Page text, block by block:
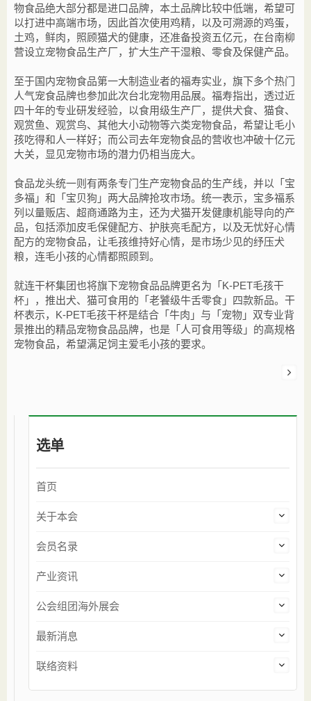
物食品绝大部分都是进口品牌，本土品牌比较中低端，希望可
以打进中高端市场，因此首次使用鸡精，以及可溯源的鸡蛋，
土鸡，鲜肉，照顾猫犬的健康，还准备投资五亿元，在台南柳
营设立宠物食品生产厂，扩大生产干湿粮、零食及保健产品。
至于国内宠物食品第一大制造业者的福寿实业，旗下多个热门
人气宠食品牌也参加此次台北宠物用品展。福寿指出，透过近
四十年的专业研发经验，以食用级生产厂，提供犬食、猫食、
观赏鱼、观赏鸟、其他大小动物等六类宠物食品，希望让毛小
孩吃得和人一样好；而公司去年宠物食品的营收也冲破十亿元
大关，显见宠物市场的潜力仍相当庞大。
食品龙头统一则有两条专门生产宠物食品的生产线，并以「宝
多福」和「宝贝狗」两大品牌抢攻市场。统一表示，宝多福系
列以量贩店、超商通路为主，还为犬猫开发健康机能导向的产
品，包括添加皮毛保健配方、护肤亮毛配方，以及无忧好心情
配方的宠物食品，让毛孩维持好心情，是市场少见的纾压犬
粮，连毛小孩的心情都照顾到。
就连干杯集团也将旗下宠物食品品牌更名为「K-PET毛孩干
杯」，推出犬、猫可食用的「老饕级牛舌零食」四款新品。干
杯表示，K-PET毛孩干杯是结合「牛肉」与「宠物」双专业背
景推出的精品宠物食品品牌，也是「人可食用等级」的高规格
宠物食品，希望满足饲主爱毛小孩的要求。
选单
首页
关于本会
会员名录
产业资讯
公会组团海外展会
最新消息
联络资料